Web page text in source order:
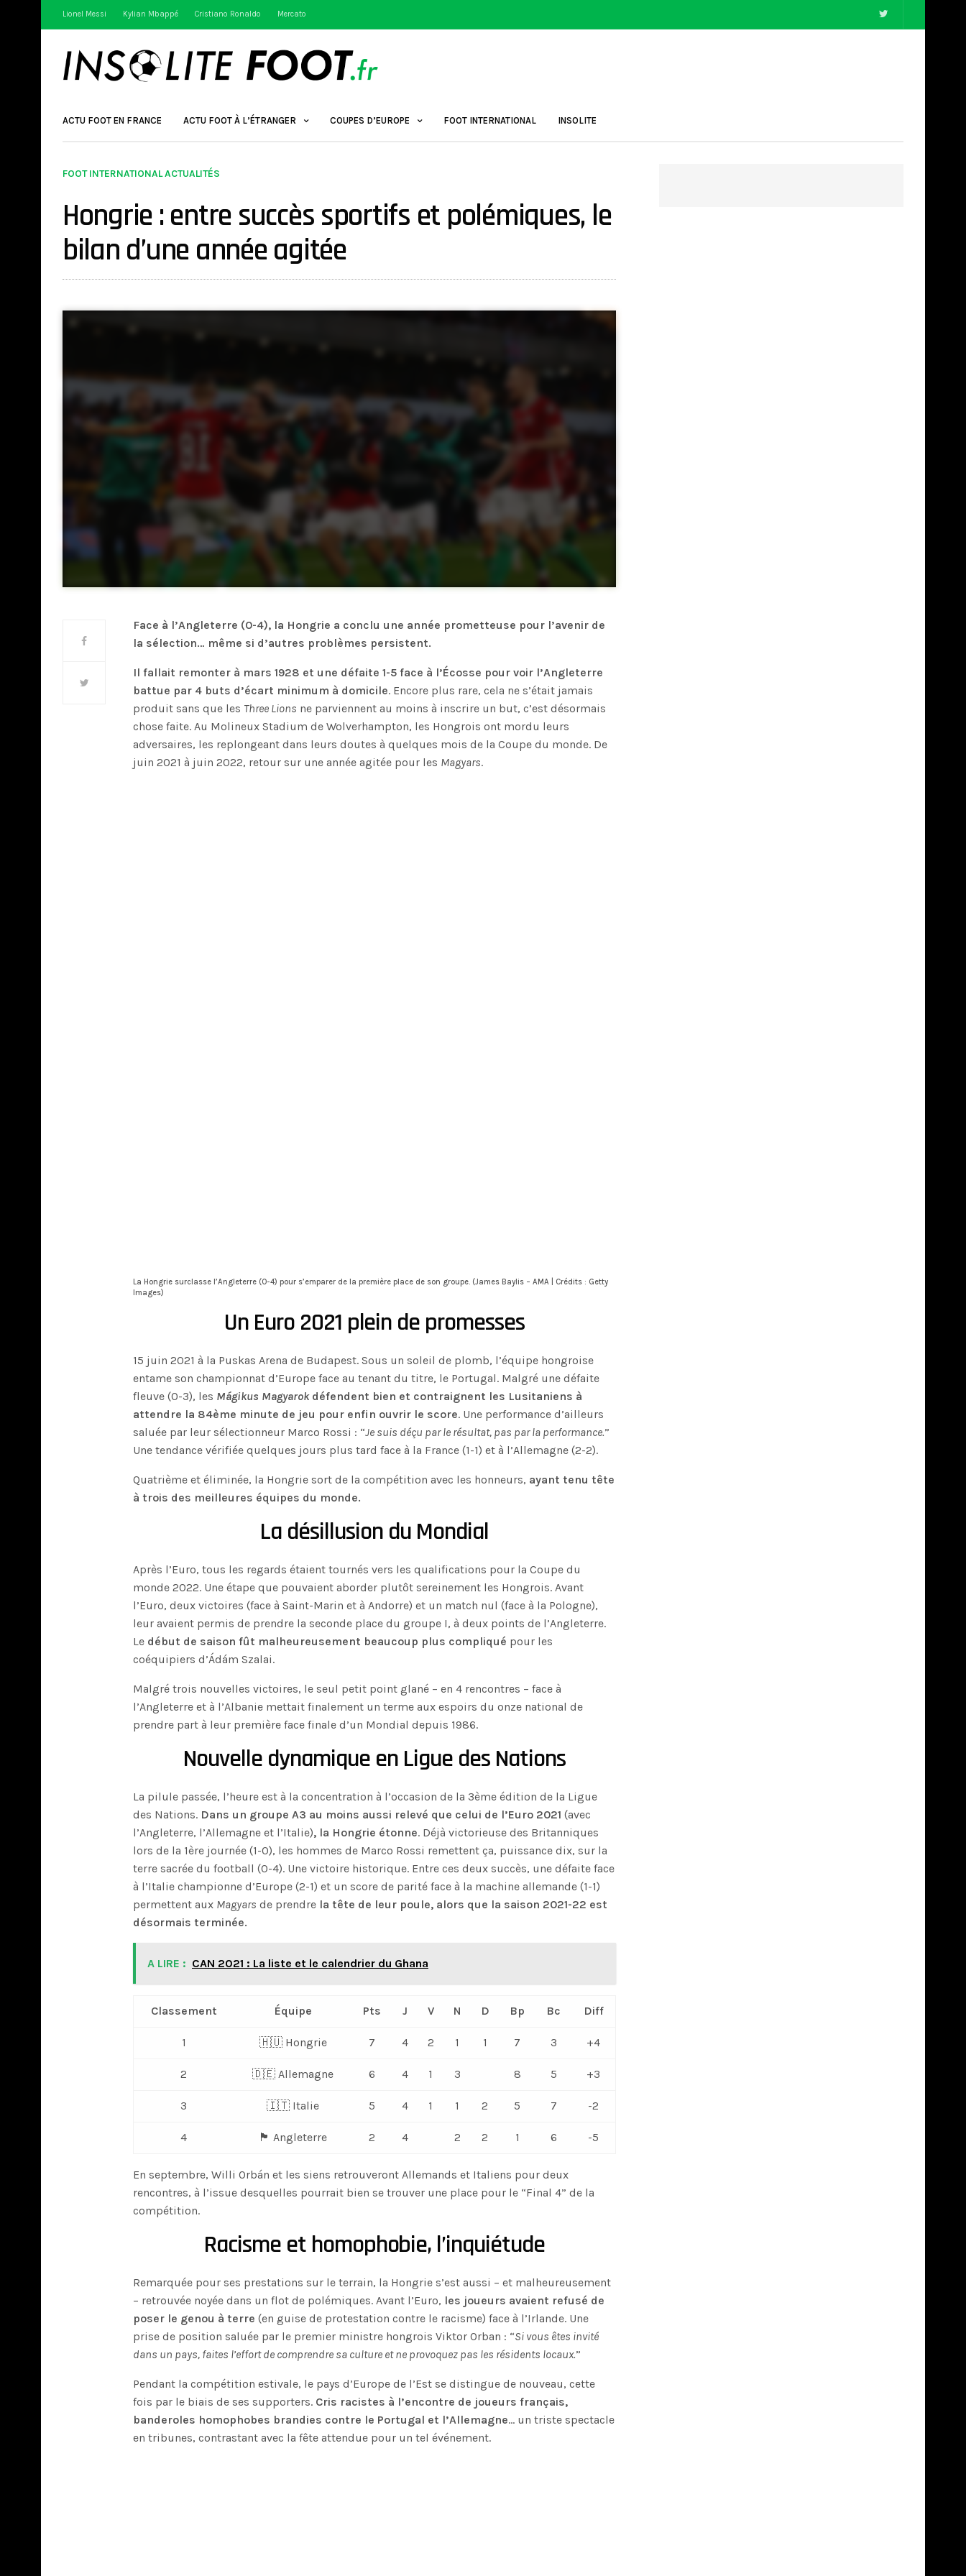
Lionel Messi Kylian Mbappé Cristiano Ronaldo Mercato
ACTU FOOT EN FRANCE ACTU FOOT À L’ÉTRANGER COUPES D’EUROPE FOOT INTERNATIONAL INSOLITE
FOOT INTERNATIONAL ACTUALITÉS
Hongrie : entre succès sportifs et polémiques, le
bilan d’une année agitée
Face à l’Angleterre (0-4), la Hongrie a conclu une année prometteuse pour l’avenir de
la sélection… même si d’autres problèmes persistent.
Il fallait remonter à mars 1928 et une défaite 1-5 face à l’Écosse pour voir l’Angleterre
battue par 4 buts d’écart minimum à domicile. Encore plus rare, cela ne s’était jamais
produit sans que les Three Lions ne parviennent au moins à inscrire un but, c’est désormais
chose faite. Au Molineux Stadium de Wolverhampton, les Hongrois ont mordu leurs
adversaires, les replongeant dans leurs doutes à quelques mois de la Coupe du monde. De
juin 2021 à juin 2022, retour sur une année agitée pour les Magyars.
La Hongrie surclasse l’Angleterre (0-4) pour s’emparer de la première place de son groupe. (James Baylis – AMA | Crédits : Getty
Images)
Un Euro 2021 plein de promesses
15 juin 2021 à la Puskas Arena de Budapest. Sous un soleil de plomb, l’équipe hongroise
entame son championnat d’Europe face au tenant du titre, le Portugal. Malgré une défaite
fleuve (0-3), les Mágikus Magyarok défendent bien et contraignent les Lusitaniens à
attendre la 84ème minute de jeu pour enfin ouvrir le score. Une performance d’ailleurs
saluée par leur sélectionneur Marco Rossi : “Je suis déçu par le résultat, pas par la performance.”
Une tendance vérifiée quelques jours plus tard face à la France (1-1) et à l’Allemagne (2-2).
Quatrième et éliminée, la Hongrie sort de la compétition avec les honneurs, ayant tenu tête
à trois des meilleures équipes du monde.
La désillusion du Mondial
Après l’Euro, tous les regards étaient tournés vers les qualifications pour la Coupe du
monde 2022. Une étape que pouvaient aborder plutôt sereinement les Hongrois. Avant
l’Euro, deux victoires (face à Saint-Marin et à Andorre) et un match nul (face à la Pologne),
leur avaient permis de prendre la seconde place du groupe I, à deux points de l’Angleterre.
Le début de saison fût malheureusement beaucoup plus compliqué pour les
coéquipiers d’Ádám Szalai.
Malgré trois nouvelles victoires, le seul petit point glané – en 4 rencontres – face à
l’Angleterre et à l’Albanie mettait finalement un terme aux espoirs du onze national de
prendre part à leur première face finale d’un Mondial depuis 1986.
Nouvelle dynamique en Ligue des Nations
La pilule passée, l’heure est à la concentration à l’occasion de la 3ème édition de la Ligue
des Nations. Dans un groupe A3 au moins aussi relevé que celui de l’Euro 2021(avec
l’Angleterre, l’Allemagne et l’Italie), la Hongrie étonne. Déjà victorieuse des Britanniques
lors de la 1ère journée (1-0), les hommes de Marco Rossi remettent ça, puissance dix, sur la
terre sacrée du football (0-4). Une victoire historique. Entre ces deux succès, une défaite face
à l’Italie championne d’Europe (2-1) et un score de parité face à la machine allemande (1-1)
permettent aux Magyars de prendre la tête de leur poule, alors que la saison 2021-22 est
désormais terminée.
A LIRE : CAN 2021 : La liste et le calendrier du Ghana
Classement Équipe Pts J V N D Bp Bc Diff
1 🇭🇺 Hongrie 7 4 2 1 1 7 3 +4
2 🇩🇪 Allemagne 6 4 1 3 8 5 +3
3 🇮🇹 Italie 5 4 1 1 2 5 7 -2
4 🏴󠁧󠁢󠁥󠁮󠁧󠁿 Angleterre 2 4 2 2 1 6 -5
En septembre, Willi Orbán et les siens retrouveront Allemands et Italiens pour deux
rencontres, à l’issue desquelles pourrait bien se trouver une place pour le “Final 4” de la
compétition.
Racisme et homophobie, l’inquiétude
Remarquée pour ses prestations sur le terrain, la Hongrie s’est aussi – et malheureusement
– retrouvée noyée dans un flot de polémiques. Avant l’Euro, les joueurs avaient refusé de
poser le genou à terre (en guise de protestation contre le racisme) face à l’Irlande. Une
prise de position saluée par le premier ministre hongrois Viktor Orban : “Si vous êtes invité
dans un pays, faites l’effort de comprendre sa culture et ne provoquez pas les résidents locaux.”
Pendant la compétition estivale, le pays d’Europe de l’Est se distingue de nouveau, cette
fois par le biais de ses supporters. Cris racistes à l’encontre de joueurs français,
banderoles homophobes brandies contre le Portugal et l’Allemagne… un triste spectacle
en tribunes, contrastant avec la fête attendue pour un tel événement.